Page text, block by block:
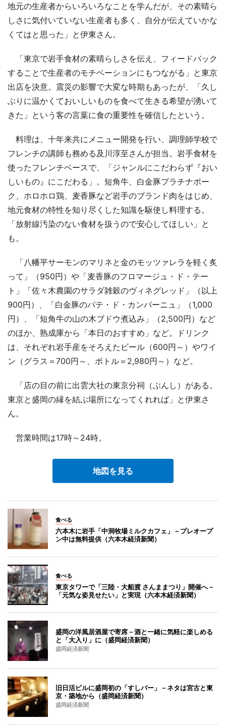
地元の生産者からいろいろなことを学んだが、その素晴ら
しさに気付いていない生産者も多く、自分が伝えていかな
くてはと思った」と伊東さん。
「東京で岩手食材の素晴らしさを伝え、フィードバック
することで生産者のモチベーションにもつながる」と東京
出店を決意。震災の影響で大変な時期もあったが、「久し
ぶりに温かくておいしいものを食べて生きる希望が湧いて
きた」という客の言葉に食の重要性を確信したという。
料理は、十年来共にメニュー開発を行い、調理師学校で
フレンチの講師も務める及川淳至さんが担当。岩手食材を
使ったフレンチベースで、「ジャンルにこだわらず『おい
しいもの』にこだわる」。短角牛、白金豚プラチナポー
ク、ホロホロ鶏、麦香豚など岩手のブランド肉をはじめ、
地元食材の特性を知り尽くした知識を駆使し料理する。
「放射線汚染のない食材を扱うので安心してほしい」と
も。
「八幡平サーモンのマリネと金のモッツァレラを軽く炙
って」（950円）や「麦香豚のフロマージュ・ド・テー
ト」「佐々木農園のサラダ雑穀のヴィネグレッド」（以上
900円）、「白金豚のパテ・ド・カンパーニュ」（1,000
円）、「短角牛の山の木ブドウ煮込み」（2,500円）など
のほか、熟成庫から「本日のおすすめ」など。ドリンク
は、それぞれ岩手産をそろえたビール（600円～）やワイ
ン（グラス＝700円～、ボトル＝2,980円～）など。
「店の目の前に出雲大社の東京分祠（ぶんし）がある。
東京と盛岡の縁を結ぶ場所になってくれれば」と伊東さ
ん。
営業時間は17時～24時。
地図を見る
食べる
六本木に岩手「中洞牧場ミルクカフェ」－プレオープ
ン中は無料提供（六本木経済新聞）
食べる
東京タワーで「三陸・大船渡 さんままつり」開催へ－
「元気な姿見せたい」と実現（六本木経済新聞）
盛岡の洋風居酒屋で寄席－酒と一緒に気軽に楽しめる
と「大入り」に（盛岡経済新聞）
盛岡経済新聞
旧日活ビルに盛岡初の「すしバー」－ネタは宮古と東
京・築地から（盛岡経済新聞）
盛岡経済新聞